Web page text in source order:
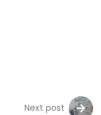
Next post